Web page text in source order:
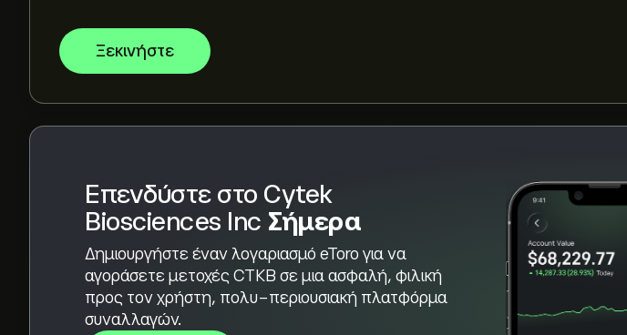
Ξεκινήστε
Επενδύστε στο Cytek
Biosciences Inc Σήμερα
Δημιουργήστε έναν λογαριασμό eToro για να
αγοράσετε μετοχές CTKB σε μια ασφαλή, φιλική
προς τον χρήστη, πολυ-περιουσιακή πλατφόρμα
συναλλαγών.
Η κεφαλαιοποίηση αγοράς του Cytek Biosciences Inc είναι 542.4M‎$‎